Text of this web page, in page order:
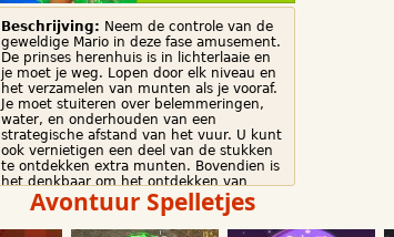
Beschrijving: Neem de controle van de
geweldige Mario in deze fase amusement.
De prinses herenhuis is in lichterlaaie en
je moet je weg. Lopen door elk niveau en
het verzamelen van munten als je vooraf.
Je moet stuiteren over belemmeringen,
water, en onderhouden van een
strategische afstand van het vuur. U kunt
ook vernietigen een deel van de stukken
te ontdekken extra munten. Bovendien is
het denkbaar om het ontdekken van
verschillende katalysatoren, bijvoorbeeld
een jetpack of de super-schatting
paddestoel.
Avontuur Spelletjes